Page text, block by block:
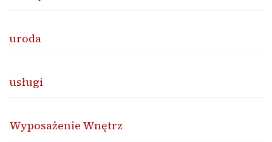
uroda
usługi
Wyposażenie Wnętrz